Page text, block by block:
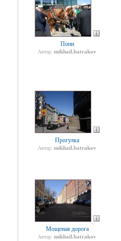
Пони
Автор: mikhail.batrakov
Прогулка
Автор: mikhail.batrakov
Мощеная дорога
Автор: mikhail.batrakov